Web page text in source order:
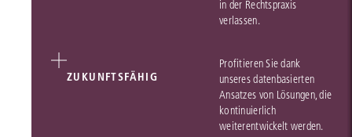
in der Rechtspraxis
verlassen.
ZUKUNFTSFÄHIG
Profitieren Sie dank
unseres datenbasierten
Ansatzes von Lösungen, die
kontinuierlich
weiterentwickelt werden.